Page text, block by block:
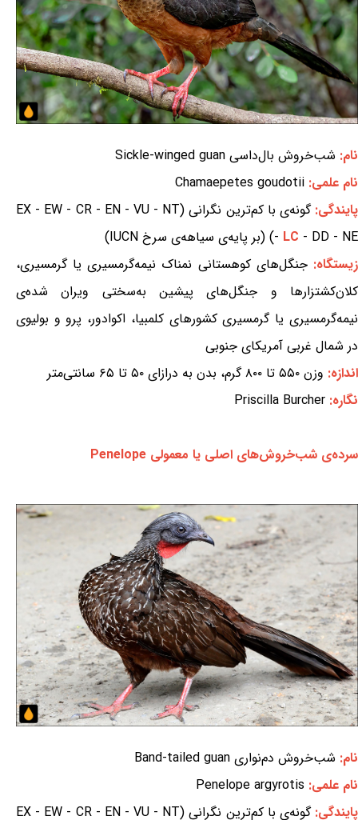
نام: شب‌خروش بال‌داسی Sickle-winged guan
نام علمی: Chamaepetes goudotii
پایندگی:
گونه‌ی با کم‌ترین نگرانی (EX - EW - CR - EN - VU - NT
- LC - DD - NE) (بر پایه‌ی سیاهه‌ی سرخ IUCN)
زیستگاه:جنگل‌های کوهستانی نمناک نیمه‌گرمسیری یا گرمسیری،
کلان‌کشتزارها و جنگل‌های پیشین به‌سختی ویران شده‌ی
نیمه‌گرمسیری یا گرمسیری کشورهای کلمبیا، اکوادور، پرو و بولیوی
در شمال غربی آمریکای جنوبی
اندازه: وزن ۵۵۰ تا ۸۰۰ گرم، بدن به درازای ۵۰ تا ۶۵ سانتی‌متر
نگاره: Priscilla Burcher
سرده‌ی شب‌خروش‌های اصلی یا معمولی Penelope
نام: شب‌خروش دم‌نواری Band-tailed guan
نام علمی: Penelope argyrotis
پایندگی:
گونه‌ی با کم‌ترین نگرانی (EX - EW - CR - EN - VU - NT